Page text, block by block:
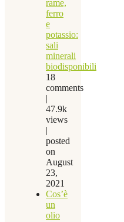
rame,
ferro
e
potassio:
sali
minerali
biodisponibili
18
comments
|
47.9k
views
|
posted
on
August
23,
2021
Cos’è
un
olio